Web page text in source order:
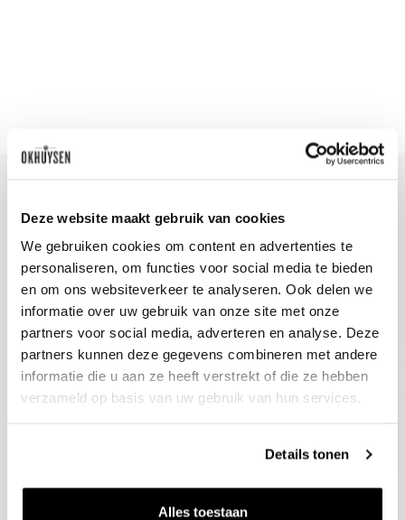
Deze website maakt gebruik van cookies
We gebruiken cookies om content en advertenties te
personaliseren, om functies voor social media te bieden
en om ons websiteverkeer te analyseren. Ook delen we
informatie over uw gebruik van onze site met onze
partners voor social media, adverteren en analyse. Deze
partners kunnen deze gegevens combineren met andere
informatie die u aan ze heeft verstrekt of die ze hebben
verzameld op basis van uw gebruik van hun services.
Details tonen
Alles toestaan
Blijf op de hoogte
Ontvang het laatste wijnnieuws, proeverijen en
evenementen
E-mailadres
Aanmelden